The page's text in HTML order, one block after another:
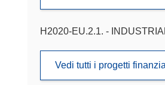
H2020-EU.2.1. -
Vedi tutti i progetti